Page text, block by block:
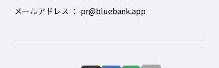
メールアドレス ： pr@bluebank.app